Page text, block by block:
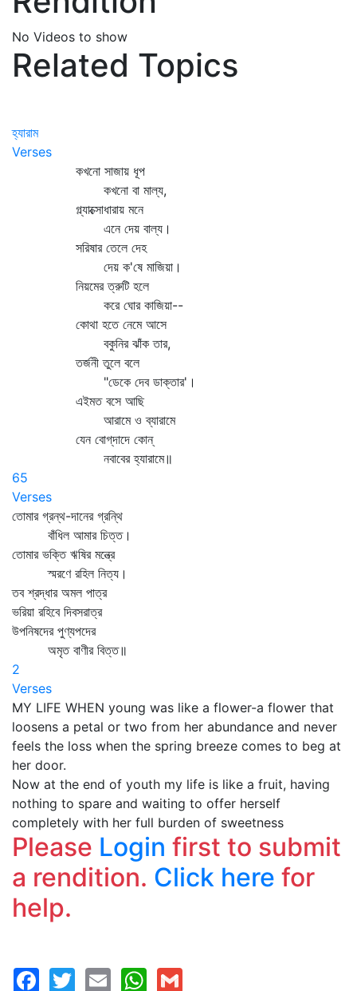
No Videos to show
Related Topics
হ্যারাম
Verses
কখনো সাজায় ধূপ
কখনো বা মাল্য,
গ্ল্যাক্সোধারায় মনে
এনে দেয় বাল্য।
সরিষার তেলে দেহ
দেয় ক'ষে মাজিয়া।
নিয়মের ত্রুটি হলে
করে ঘোর কাজিয়া--
কোথা হতে নেমে আসে
বকুনির ঝাঁক তার,
তর্জনী তুলে বলে
"ডেকে দেব ডাক্তার'।
এইমত বসে আছি
আরামে ও ব্যারামে
যেন বোগ্‌দাদে কোন্‌
নবাবের হ্যারামে॥
65
Verses
তোমার গ্রন্থ-দানের গ্রন্থি
বাঁধিল আমার চিত্ত।
তোমার ভক্তি ঋষির মন্ত্রে
স্মরণে রহিল নিত্য।
তব শ্রদ্ধার অমল পাত্র
ভরিয়া রহিবে দিবসরাত্র
উপনিষদের পুণ্যপদের
অমৃত বাণীর বিত্ত॥
2
Verses
MY LIFE WHEN young was like a flower-a flower that
loosens a petal or two from her abundance and never
feels the loss when the spring breeze comes to beg at
her door.
Now at the end of youth my life is like a fruit, having
nothing to spare and waiting to offer herself
completely with her full burden of sweetness
Please Login first to submit
a rendition. Click here for
help.